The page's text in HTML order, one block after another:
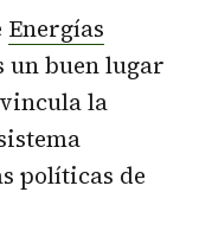
Energías
un buen lugar
la
políticas de